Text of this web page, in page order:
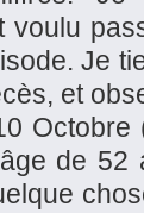
voulu
Je
et
Octobre
de